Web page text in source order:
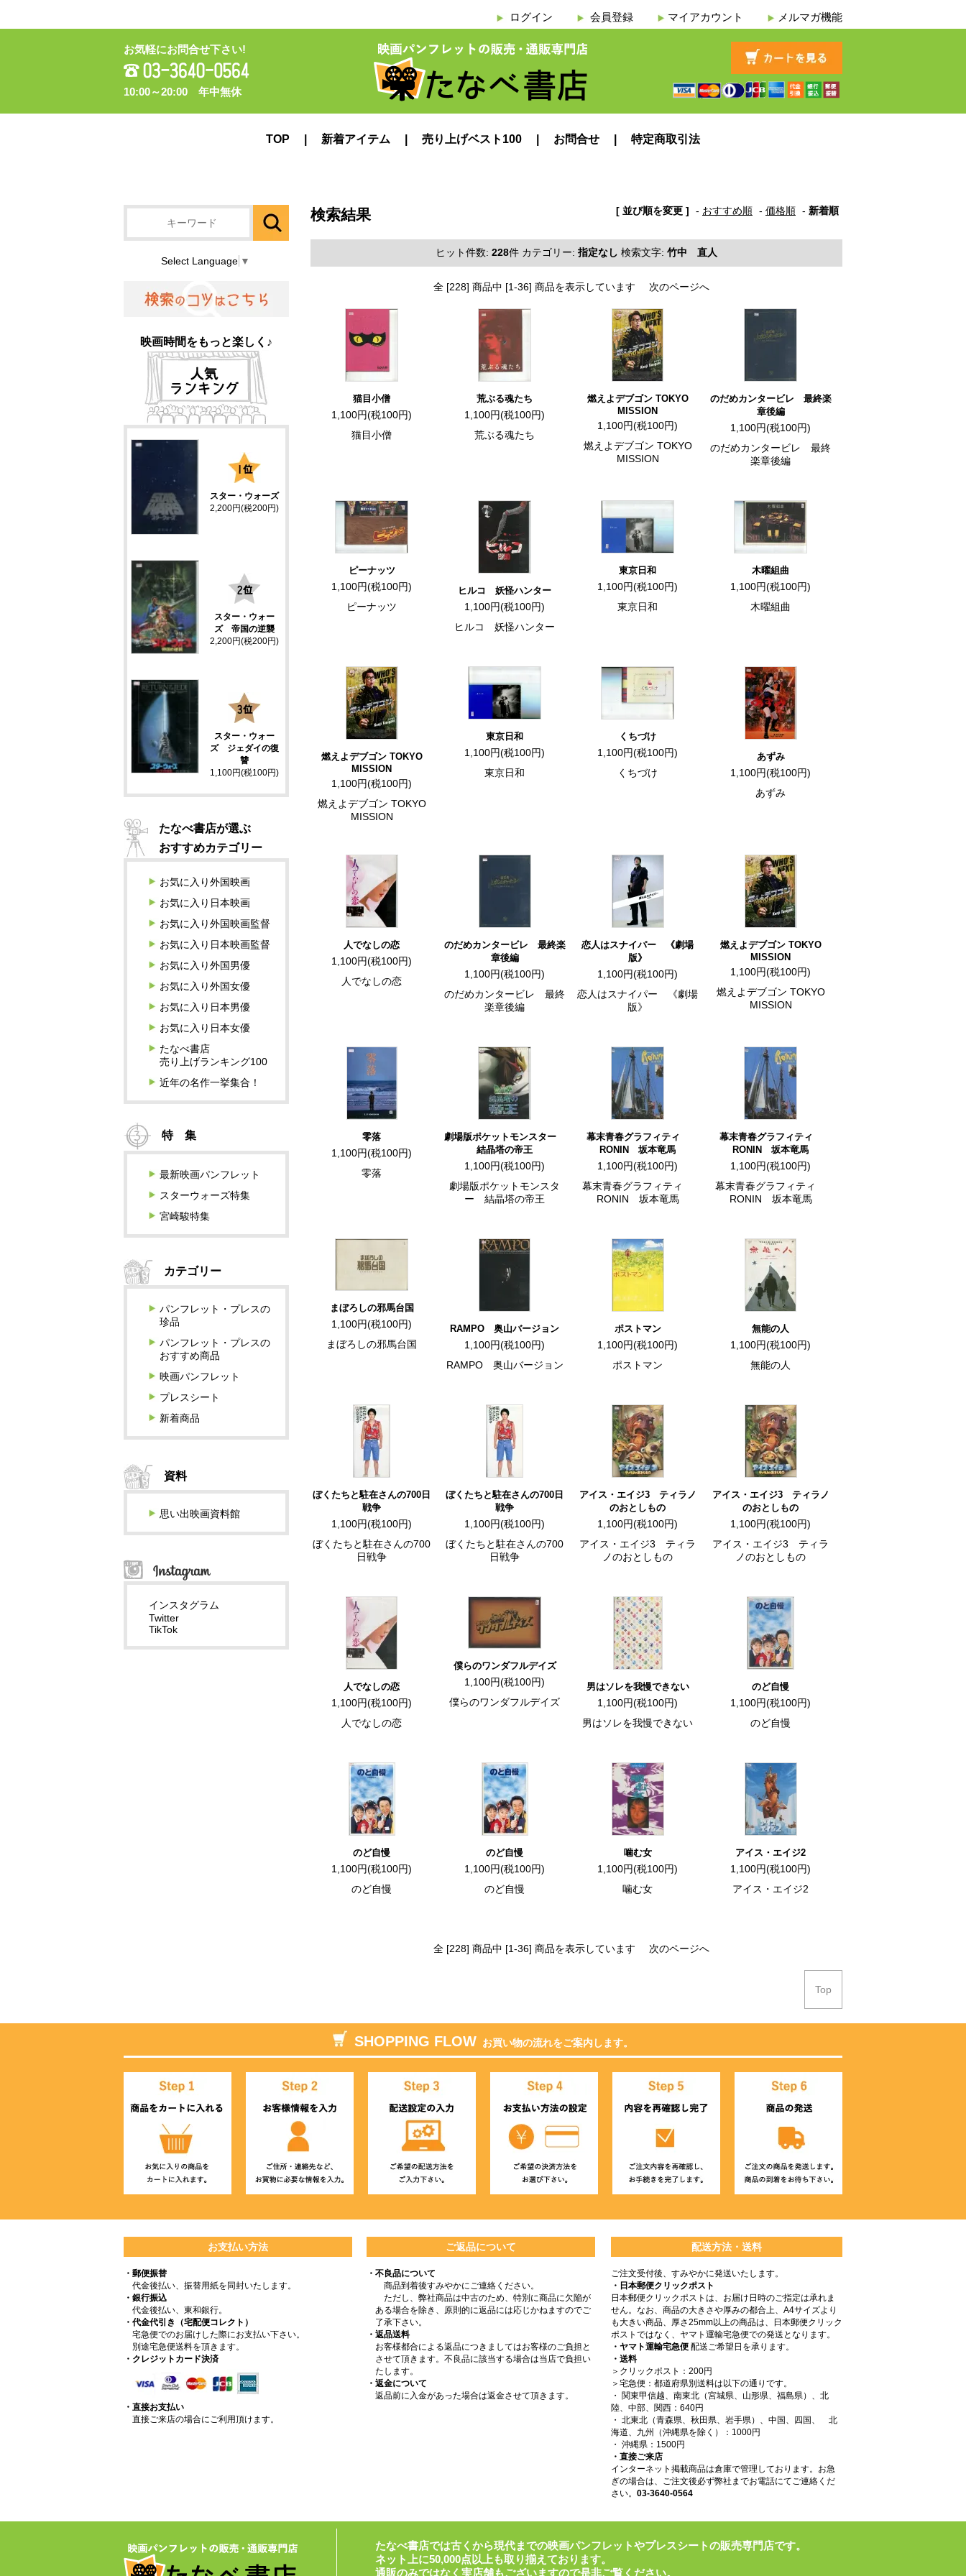
ログイン 会員登録 マイアカウント メルマガ機能
お気軽にお問合せ下さい!
10:00～20:00 年中無休
TOP 新着アイテム 売り上げベスト100 お問合せ 特定商取引法
[ 並び順を変更 ] - おすすめ順 - 価格順 - 新着順
検索結果
ヒット件数: 228件 カテゴリー: 指定なし 検索文字: 竹中 直人
全 [228] 商品中 [1-36] 商品を表示しています 次のページへ
猫目小僧
1,100円(税100円)
猫目小僧
荒ぶる魂たち
1,100円(税100円)
荒ぶる魂たち
燃えよデブゴン TOKYO
MISSION
1,100円(税100円)
燃えよデブゴン TOKYO
MISSION
のだめカンタービレ 最終楽
章後編
1,100円(税100円)
のだめカンタービレ 最終
楽章後編
ピーナッツ
1,100円(税100円)
ピーナッツ
ヒルコ 妖怪ハンター
1,100円(税100円)
ヒルコ 妖怪ハンター
東京日和
1,100円(税100円)
東京日和
木曜組曲
1,100円(税100円)
木曜組曲
燃えよデブゴン TOKYO
MISSION
1,100円(税100円)
燃えよデブゴン TOKYO
MISSION
東京日和
1,100円(税100円)
東京日和
くちづけ
1,100円(税100円)
くちづけ
あずみ
1,100円(税100円)
あずみ
人でなしの恋
1,100円(税100円)
人でなしの恋
のだめカンタービレ 最終楽
章後編
1,100円(税100円)
のだめカンタービレ 最終
楽章後編
恋人はスナイパー 《劇場
版》
1,100円(税100円)
恋人はスナイパー 《劇場
版》
燃えよデブゴン TOKYO
MISSION
1,100円(税100円)
燃えよデブゴン TOKYO
MISSION
零落
1,100円(税100円)
零落
劇場版ポケットモンスター
結晶塔の帝王
1,100円(税100円)
劇場版ポケットモンスタ
ー 結晶塔の帝王
幕末青春グラフィティ
RONIN 坂本竜馬
1,100円(税100円)
幕末青春グラフィティ
RONIN 坂本竜馬
幕末青春グラフィティ
RONIN 坂本竜馬
1,100円(税100円)
幕末青春グラフィティ
RONIN 坂本竜馬
まぼろしの邪馬台国
1,100円(税100円)
まぼろしの邪馬台国
RAMPO 奥山バージョン
1,100円(税100円)
RAMPO 奥山バージョン
ポストマン
1,100円(税100円)
ポストマン
無能の人
1,100円(税100円)
無能の人
ぼくたちと駐在さんの700日
戦争
1,100円(税100円)
ぼくたちと駐在さんの700
日戦争
ぼくたちと駐在さんの700日
戦争
1,100円(税100円)
ぼくたちと駐在さんの700
日戦争
アイス・エイジ3 ティラノ
のおとしもの
1,100円(税100円)
アイス・エイジ3 ティラ
ノのおとしもの
アイス・エイジ3 ティラノ
のおとしもの
1,100円(税100円)
アイス・エイジ3 ティラ
ノのおとしもの
人でなしの恋
1,100円(税100円)
人でなしの恋
僕らのワンダフルデイズ
1,100円(税100円)
僕らのワンダフルデイズ
男はソレを我慢できない
1,100円(税100円)
男はソレを我慢できない
のど自慢
1,100円(税100円)
のど自慢
のど自慢
1,100円(税100円)
のど自慢
のど自慢
1,100円(税100円)
のど自慢
噛む女
1,100円(税100円)
噛む女
アイス・エイジ2
1,100円(税100円)
アイス・エイジ2
全 [228] 商品中 [1-36] 商品を表示しています 次のページへ
Select Language ▼
映画時間をもっと楽しく♪
スター・ウォーズ
2,200円(税200円)
スター・ウォー
ズ 帝国の逆襲
2,200円(税200円)
スター・ウォー
ズ ジェダイの復
讐
1,100円(税100円)
たなべ書店が選ぶ
おすすめカテゴリー
お気に入り外国映画
お気に入り日本映画
お気に入り外国映画監督
お気に入り日本映画監督
お気に入り外国男優
お気に入り外国女優
お気に入り日本男優
お気に入り日本女優
たなべ書店
売り上げランキング100
近年の名作一挙集合！
特 集
最新映画パンフレット
スターウォーズ特集
宮崎駿特集
カテゴリー
パンフレット・プレスの
珍品
パンフレット・プレスの
おすすめ商品
映画パンフレット
プレスシート
新着商品
資料
思い出映画資料館
インスタグラム
Twitter
TikTok
Top
SHOPPING FLOW お買い物の流れをご案内します。
お支払い方法
・郵便振替
代金後払い、振替用紙を同封いたします。
・銀行振込
代金後払い、東和銀行。
・代金代引き（宅配便コレクト）
宅急便でのお届けした際にお支払い下さい。
別途宅急便送料を頂きます。
・クレジットカード決済
・直接お支払い
直接ご来店の場合にご利用頂けます。
ご返品について
・不良品について
商品到着後すみやかにご連絡ください。
ただし、弊社商品は中古のため、特別に商品に欠陥が
ある場合を除き、原則的に返品には応じかねますのでご
了承下さい。
・返品送料
お客様都合による返品につきましてはお客様のご負担と
させて頂きます。不良品に該当する場合は当店で負担い
たします。
・返金について
返品前に入金があった場合は返金させて頂きます。
配送方法・送料
ご注文受付後、すみやかに発送いたします。
・日本郵便クリックポスト
日本郵便クリックポストは、お届け日時のご指定は承れま
せん。なお、商品の大きさや厚みの都合上、A4サイズより
も大きい商品、厚さ25mm以上の商品は、日本郵便クリック
ポストではなく、ヤマト運輸宅急便での発送となります。
・ヤマト運輸宅急便 配送ご希望日を承ります。
・送料
＞クリックポスト：200円
＞宅急便：都道府県別送料は以下の通りです。
・ 関東甲信越、南東北（宮城県、山形県、福島県）、北
陸、中部、関西：640円
・ 北東北（青森県、秋田県、岩手県）、中国、四国、 北
海道、九州（沖縄県を除く）：1000円
・ 沖縄県：1500円
・直接ご来店
インターネット掲載商品は倉庫で管理しております。お急
ぎの場合は、ご注文後必ず弊社までお電話にてご連絡くだ
さい。 03-3640-0564
たなべ書店では古くから現代までの映画パンフレットやプレスシートの販売専門店です。
ネット上に50,000点以上も取り揃えております。
通販のみではなく実店舗もございますので是非ご覧ください。